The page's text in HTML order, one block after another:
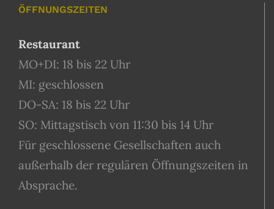
ÖFFNUNGSZEITEN
Restaurant
MO+DI: 18 bis 22 Uhr
MI: geschlossen
DO-SA: 18 bis 22 Uhr
SO: Mittagstisch von 11:30 bis 14 Uhr
Für geschlossene Gesellschaften auch
außerhalb der regulären Öffnungszeiten in
Absprache.